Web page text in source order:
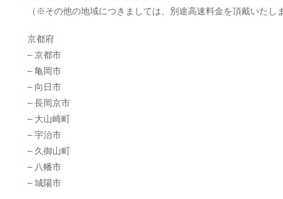
（※その他の地域につきましては、別途高速料金を頂戴いたし
京都府
– 京都市
– 亀岡市
– 向日市
– 長岡京市
– 大山崎町
– 宇治市
– 久御山町
– 八幡市
– 城陽市